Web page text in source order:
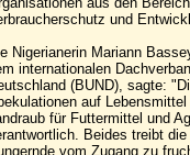
und
Nigerianerin Mariann
internationalen
(BUND), sagte:
auf
für Futtermittel und
Beides treibt
vom Zugang zu